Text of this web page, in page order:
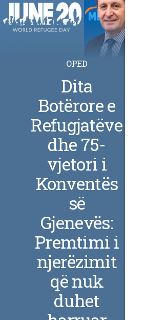
OPED
Dita
Botërore e
Refugjatëve
dhe 75-
vjetori i
Konventës
së
Gjenevës:
Premtimi i
njerëzimit
që nuk
duhet